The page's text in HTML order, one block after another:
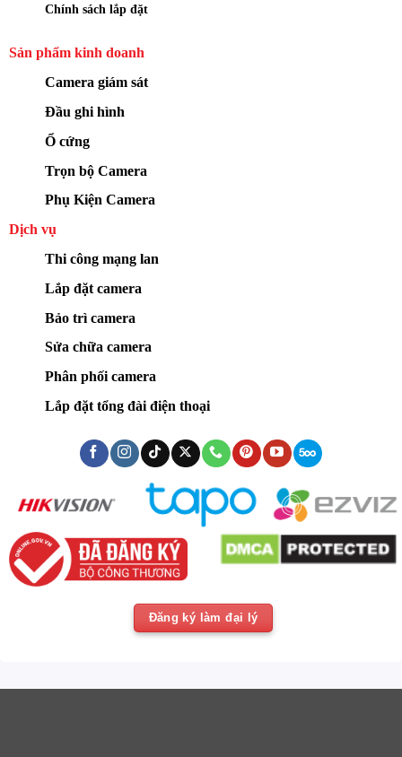
Chính sách lắp đặt
Sản phẩm kinh doanh
Camera giám sát
Đầu ghi hình
Ổ cứng
Trọn bộ Camera
Phụ Kiện Camera
Dịch vụ
Thi công mạng lan
Lắp đặt camera
Bảo trì camera
Sửa chữa camera
Phân phối camera
Lắp đặt tổng đài điện thoại
Đăng ký làm đại lý